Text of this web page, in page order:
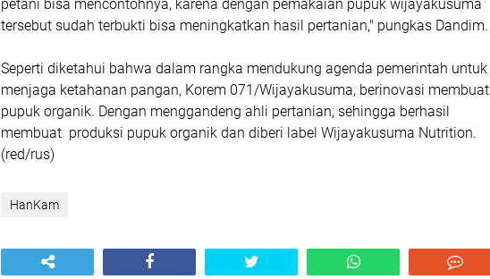
petani bisa mencontohnya, karena dengan pemakaian pupuk wijayakusuma
tersebut sudah terbukti bisa meningkatkan hasil pertanian," pungkas Dandim.
Seperti diketahui bahwa dalam rangka mendukung agenda pemerintah untuk
menjaga ketahanan pangan, Korem 071/Wijayakusuma, berinovasi membuat
pupuk organik. Dengan menggandeng ahli pertanian, sehingga berhasil
membuat produksi pupuk organik dan diberi label Wijayakusuma Nutrition.
(red/rus)
HanKam